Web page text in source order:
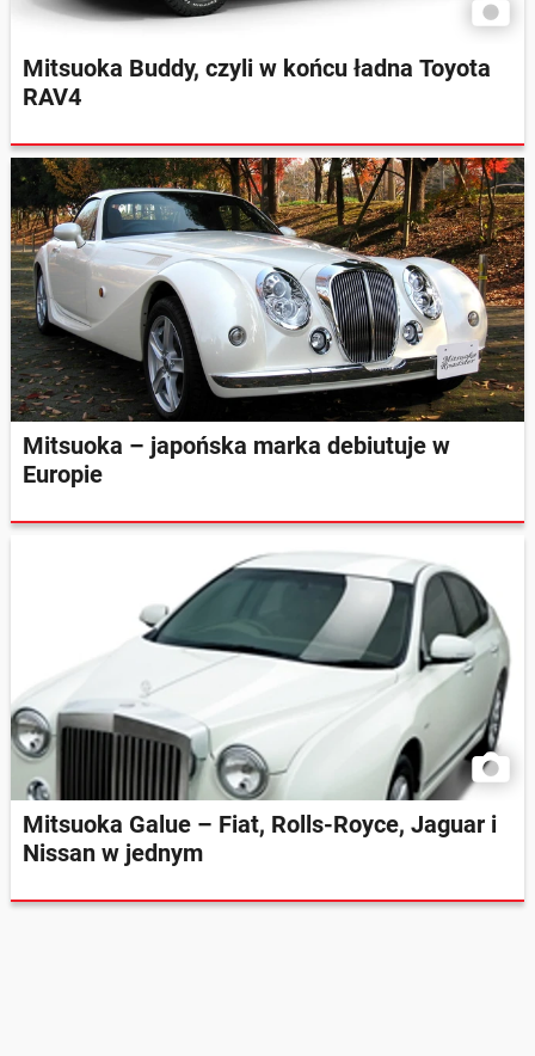
Mitsuoka Buddy, czyli w końcu ładna Toyota
RAV4
Mitsuoka – japońska marka debiutuje w
Europie
Mitsuoka Galue – Fiat, Rolls-Royce, Jaguar i
Nissan w jednym